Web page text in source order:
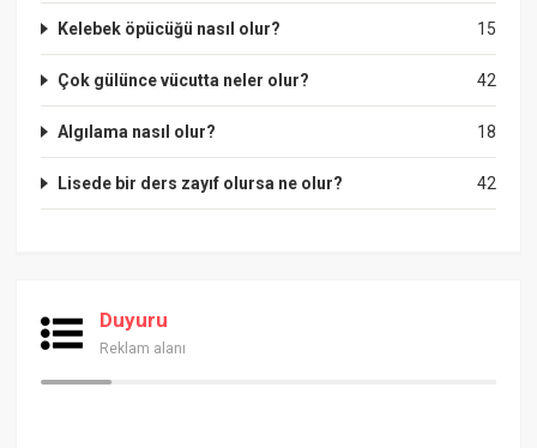
15
Kelebek öpücüğü nasıl olur?
42
Çok gülünce vücutta neler olur?
18
Algılama nasıl olur?
42
Lisede bir ders zayıf olursa ne olur?
Duyuru
Reklam alanı